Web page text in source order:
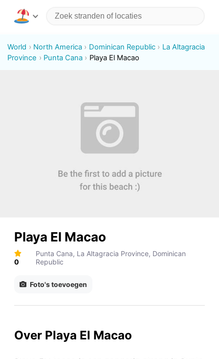
World North America Dominican Republic
La Altagracia
Province
Punta Cana Playa El Macao
Playa El Macao
0
Punta Cana, La Altagracia Province, Dominican
Republic
Foto's toevoegen
Over Playa El Macao